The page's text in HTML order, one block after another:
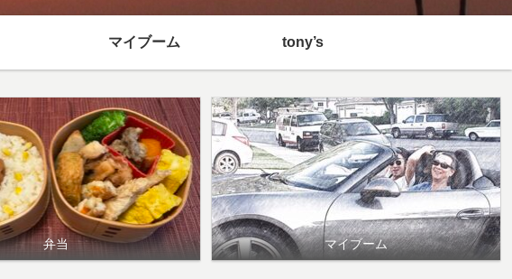
マイブーム tony’s
弁当 マイブーム